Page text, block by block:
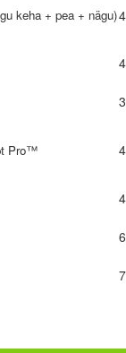
keha + pea + nägu)
Pro™